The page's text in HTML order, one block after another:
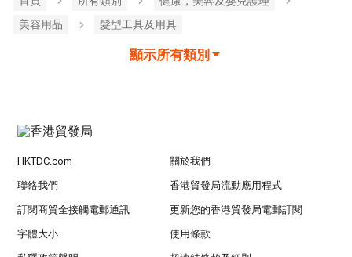
美容用品
髮型工具及用具
顯示所有類別
HKTDC.com 關於我們
聯絡我們 香港貿發局流動應用程式
訂閱商貿全接觸電郵通訊 更新您的香港貿發局電郵訂閱
字體大小 使用條款